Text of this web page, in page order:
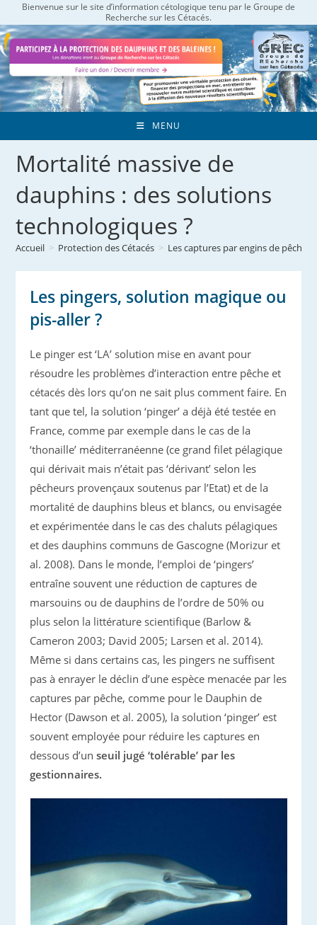
to
content
Bienvenue sur le site d’information cétologique tenu par le Groupe de
Recherche sur les Cétacés.
MENU
Mortalité massive de
dauphins : des solutions
technologiques ?
Accueil > Protection des Cétacés > Les captures par engins de pêche
Les pingers, solution magique ou
pis-aller ?
Le pinger est ‘LA’ solution mise en avant pour
résoudre les problèmes d’interaction entre pêche et
cétacés dès lors qu’on ne sait plus comment faire. En
tant que tel, la solution ‘pinger’ a déjà été testée en
France, comme par exemple dans le cas de la
‘thonaille’ méditerranéenne (ce grand filet pélagique
qui dérivait mais n’était pas ‘dérivant’ selon les
pêcheurs provençaux soutenus par l’Etat) et de la
mortalité de dauphins bleus et blancs, ou envisagée
et expérimentée dans le cas des chaluts pélagiques
et des dauphins communs de Gascogne (Morizur et
al. 2008). Dans le monde, l’emploi de ‘pingers’
entraîne souvent une réduction de captures de
marsouins ou de dauphins de l’ordre de 50% ou
plus selon la littérature scientifique (Barlow &
Cameron 2003; David 2005; Larsen et al. 2014).
Même si dans certains cas, les pingers ne suffisent
pas à enrayer le déclin d’une espèce menacée par les
captures par pêche, comme pour le Dauphin de
Hector (Dawson et al. 2005), la solution ‘pinger’ est
souvent employée pour réduire les captures en
dessous d’unseuil jugé ‘tolérable’ par les
gestionnaires.